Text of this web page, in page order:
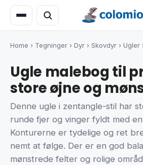
Home › Tegninger › Dyr › Skovdyr › Ugler
Ugle malebog til
store øjne og
Denne ugle i zentangle-stil har
runde fjer og vinger fyldt med
Konturerne er tydelige og ret
nemt at følge. Der er en god
mønstrede felter og rolige